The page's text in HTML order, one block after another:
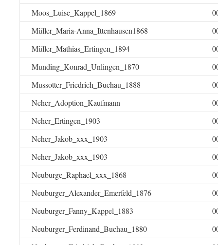
Moos_Luise_Kappel_1869
Müller_Maria-Anna_Ittenhausen1868
Müller_Mathias_Ertingen_1894
Munding_Konrad_Unlingen_1870
Mussotter_Friedrich_Buchau_1888
Neher_Adoption_Kaufmann
Neher_Ertingen_1903
Neher_Jakob_xxx_1903
Neher_Jakob_xxx_1903
Neuburge_Raphael_xxx_1868
Neuburger_Alexander_Emerfeld_1876
Neuburger_Fanny_Kappel_1883
Neuburger_Ferdinand_Buchau_1880